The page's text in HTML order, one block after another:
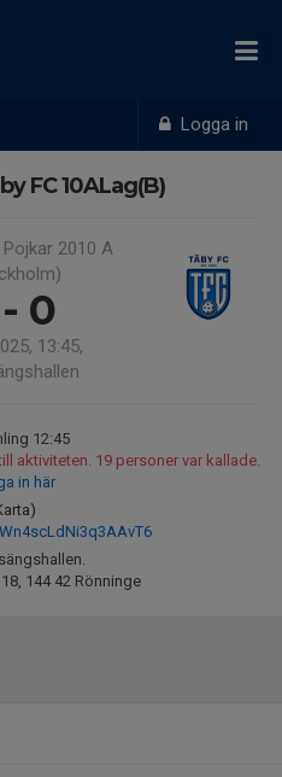
Logga in
FC 10ALag(B)
2010 A
0
13:45,
12:45
aktiviteten. 19 personer var kallade.
in här
144 42 Rönninge